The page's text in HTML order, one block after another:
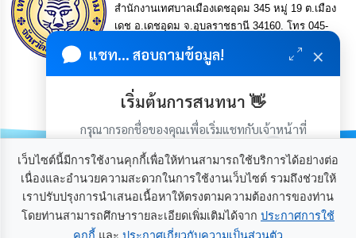
เว็บไซต์นี้มีการใช้งานคุกกี้เพื่อให้ท่านสามารถใช้บริการได้อย่างต่อ
เนื่องและอำนวยความสะดวกในการใช้งานเว็บไซต์ รวมถึงช่วยให้
เราปรับปรุงการนำเสนอเนื้อหาให้ตรงตามความต้องการของท่าน
โดยท่านสามารถศึกษารายละเอียดเพิ่มเติมได้จาก ประกาศการใช้
สำนักงานเทศบาลเมืองเดชอุดม 345 หมู่ 19 ต.เมือง
เดช อ.เดชอุดม จ.อุบลราชธานี 34160. โทร 045-
saraban@detudomcity.go.th
การบริหารงานที่โปร่งใส
มีเศรษฐกิจมั่นคง ประชาชนอยู่เย็นเป็นสุข
เกี่ยวกับเรา ติดต่อเรา
แชท... สอบถามข้อมูล! ×
เริ่มต้นการสนทนา 👋
กรุณากรอกชื่อของคุณเพื่อเริ่มแชทกับเจ้าหน้าที่